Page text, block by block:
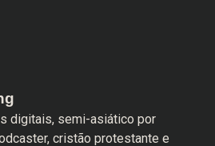
digitais, semi-asiático por
cristão protestante e